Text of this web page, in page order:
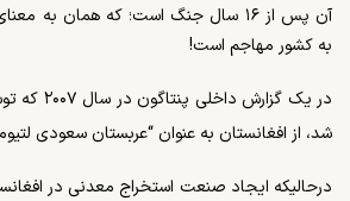
آن پس از ۱۶ سال جنگ است؛ که همان
به کشور مهاجم است!
در یک
شد، از افغانستان به عنوان “عربستان سعودی
درحالیکه ایجاد صنعت استخراج معدنی در